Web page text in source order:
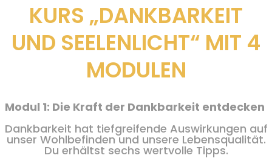
KURS „DANKBARKEIT
UND SEELENLICHT“ MIT 4
MODULEN
Modul 1: Die Kraft der Dankbarkeit entdecken
Dankbarkeit hat tiefgreifende Auswirkungen auf
unser Wohlbefinden und unsere Lebensqualität.
Du erhältst sechs wertvolle Tipps.